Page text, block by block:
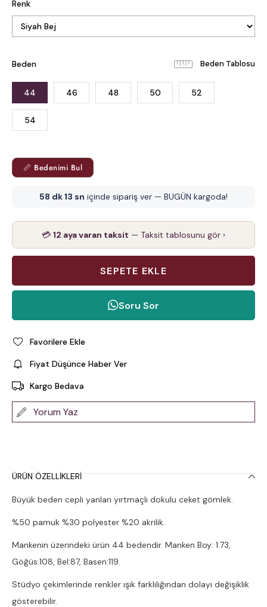
Renk
Beden Beden Tablosu
44 46 48 50 52
54
📏 Bedenimi Bul
58 dk 12 sn içinde sipariş ver — BUGÜN kargoda!
💳 12 aya varan taksit — Taksit tablosunu gör ›
Soru Sor
Favorilere Ekle
Fiyat Düşünce Haber Ver
Kargo Bedava
Yorum Yaz
ÜRÜN ÖZELLIKLERI
Büyük beden cepli yanları yırtmaçlı dokulu ceket gömlek.
%50 pamuk %30 polyester %20 akrilik.
Mankenin üzerindeki ürün 44 bedendir. Manken Boy: 1.73,
Göğüs:108, Bel:87, Basen:119.
Stüdyo çekimlerinde renkler ışık farklılığından dolayı değişiklik
gösterebilir.